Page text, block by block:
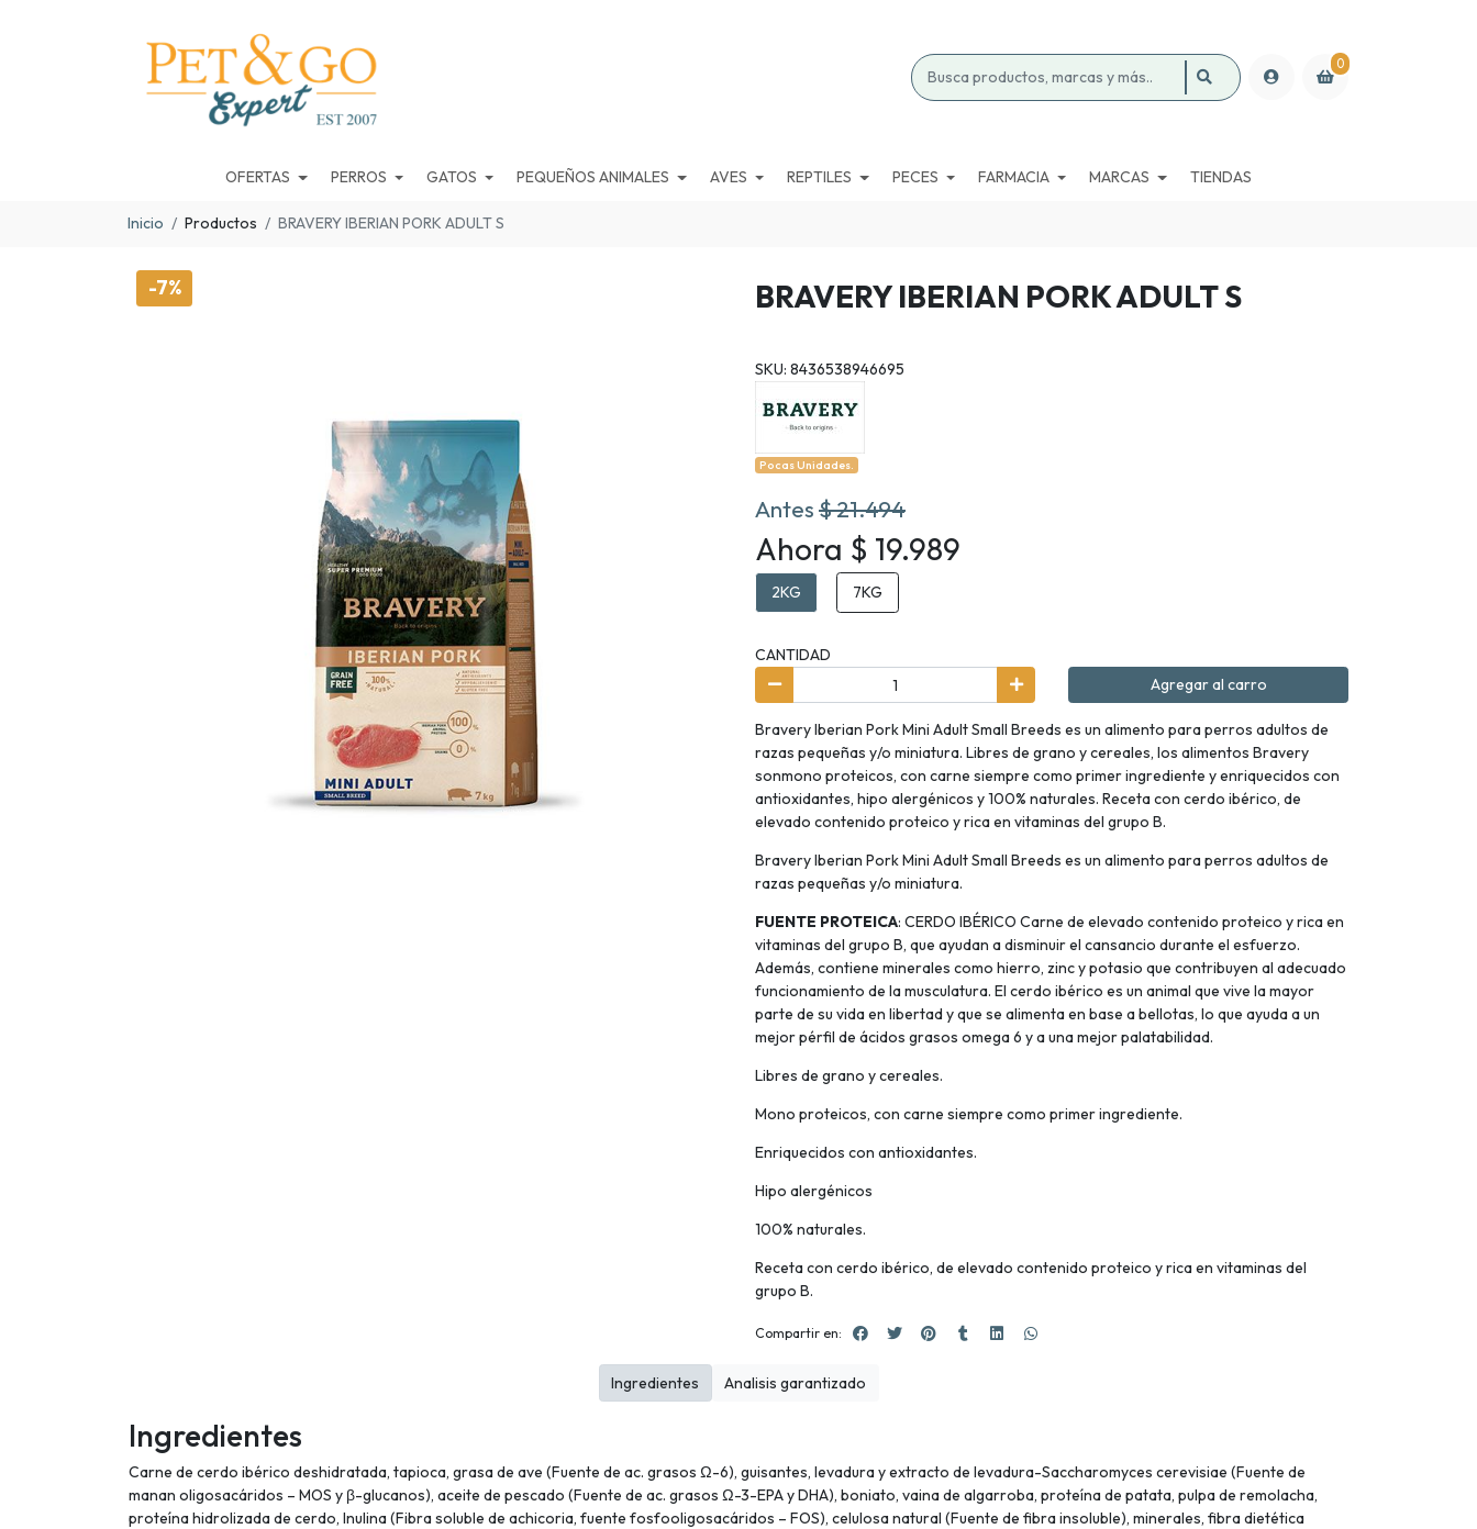
0
OFERTAS PERROS GATOS PEQUEÑOS ANIMALES AVES REPTILES PECES FARMACIA MARCAS TIENDAS
Inicio Productos BRAVERY IBERIAN PORK ADULT S
-7% BRAVERY IBERIAN PORK ADULT S
SKU: 8436538946695
Pocas Unidades.
Antes$ 21.494
Ahora $ 19.989
2KG 7KG
CANTIDAD
Agregar al carro
Bravery Iberian Pork Mini Adult Small Breeds es un alimento para perros adultos de
razas pequeñas y/o miniatura. Libres de grano y cereales, los alimentos Bravery
sonmono proteicos, con carne siempre como primer ingrediente y enriquecidos con
antioxidantes, hipo alergénicos y 100% naturales. Receta con cerdo ibérico, de
elevado contenido proteico y rica en vitaminas del grupo B.
Bravery Iberian Pork Mini Adult Small Breeds es un alimento para perros adultos de
razas pequeñas y/o miniatura.
FUENTE PROTEICA: CERDO IBÉRICO Carne de elevado contenido proteico y rica en
vitaminas del grupo B, que ayudan a disminuir el cansancio durante el esfuerzo.
Además, contiene minerales como hierro, zinc y potasio que contribuyen al adecuado
funcionamiento de la musculatura. El cerdo ibérico es un animal que vive la mayor
parte de su vida en libertad y que se alimenta en base a bellotas, lo que ayuda a un
mejor pérfil de ácidos grasos omega 6 y a una mejor palatabilidad.
Libres de grano y cereales.
Mono proteicos, con carne siempre como primer ingrediente.
Enriquecidos con antioxidantes.
Hipo alergénicos
100% naturales.
Receta con cerdo ibérico, de elevado contenido proteico y rica en vitaminas del
grupo B.
Compartir en:
Ingredientes
Carne de cerdo ibérico deshidratada, tapioca, grasa de ave (Fuente de ac. grasos Ω-6), guisantes, levadura y extracto de levadura-Saccharomyces cerevisiae (Fuente de
manan oligosacáridos – MOS y β-glucanos), aceite de pescado (Fuente de ac. grasos Ω-3-EPA y DHA), boniato, vaina de algarroba, proteína de patata, pulpa de remolacha,
proteína hidrolizada de cerdo, Inulina (Fibra soluble de achicoria, fuente fosfooligosacáridos – FOS), celulosa natural (Fuente de fibra insoluble), minerales, fibra dietética
Ingredientes Analisis garantizado